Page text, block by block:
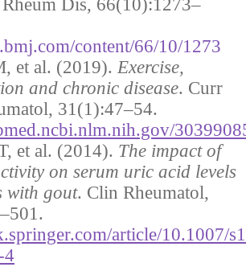
Dis, 66(10):1273–
content/66/10/1273
et al. (2019). Exercise,
and chronic disease. Curr
31(1):47–54.
et al. (2014). The impact of
on serum uric acid levels
with gout. Clin Rheumatol,
article/10.1007/
4